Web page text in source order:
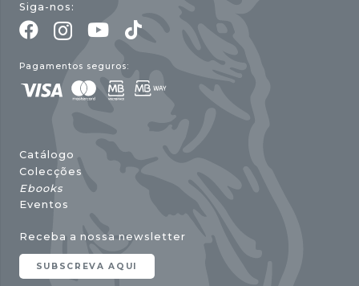
Siga-nos:
Pagamentos seguros:
Catálogo
Colecções
Ebooks
Eventos
Receba a nossa newsletter
SUBSCREVA AQUI